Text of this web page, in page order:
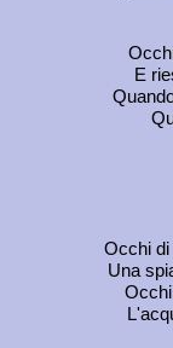
E
Occhi di
Una